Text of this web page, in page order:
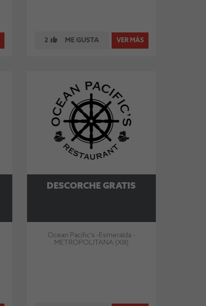
2 ME GUSTA VER MÁS
DESCORCHE GRATIS
Ocean Pacific's -Esmeralda -
METROPOLITANA (XIII)